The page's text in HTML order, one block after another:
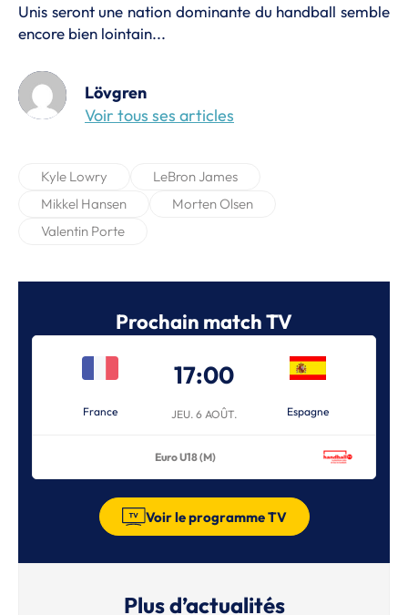
Unis seront une nation dominante du handball semble
encore bien lointain...
Lövgren
Voir tous ses articles
Kyle Lowry
LeBron James
Mikkel Hansen
Morten Olsen
Valentin Porte
Prochain match TV
France
17:00
JEU. 6 AOÛT. Espagne
Euro U18 (M)
Voir le programme TV
Plus d’actualités